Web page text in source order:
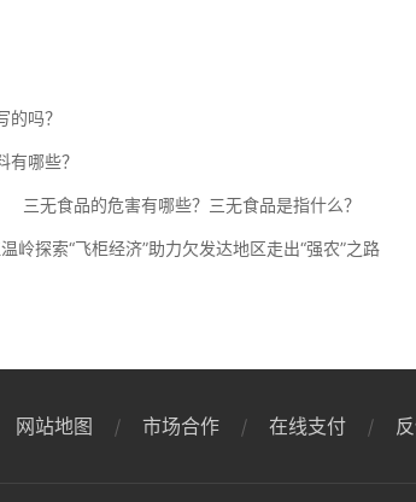
吗？
哪些？
三无食品的危害有哪些？三无食品是指什么？
岭探索“飞柜经济”助力欠发达地区走出“强农”之路
网站地图 市场合作 在线支付